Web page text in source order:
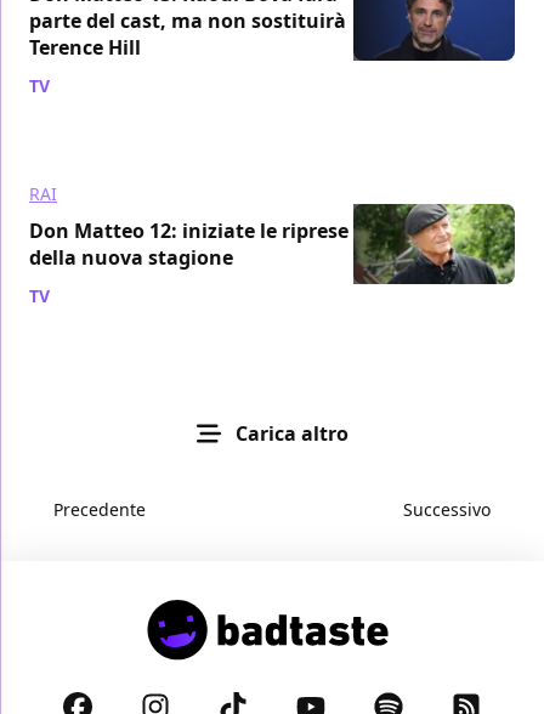
parte del cast, ma non sostituirà
Terence Hill
TV
RAI
Don Matteo 12: iniziate le riprese
della nuova stagione
TV
Carica altro
Precedente Successivo